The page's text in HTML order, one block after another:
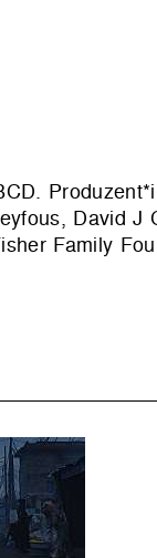
David J
Family